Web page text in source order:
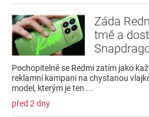
Záda
tmě a
Pochopitelně se Redmi zatím jako
reklamní kampani na chystanou
model, kterým je ten ...
před 2 dny